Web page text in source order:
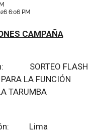
6:06 PM
CAMPAÑA
SORTEO FLASH
LA FUNCIÓN
TARUMBA
Lima